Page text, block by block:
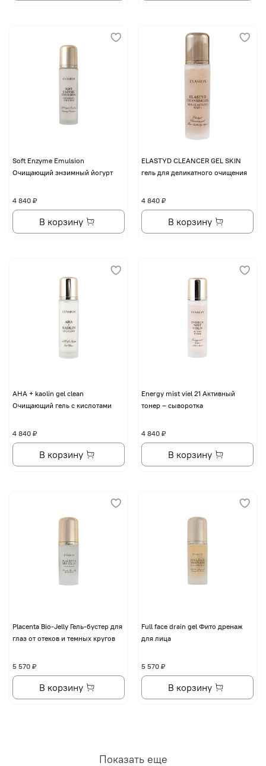
Soft Enzyme Emulsion
Очищающий энзимный йогурт
4 840 ₽
В корзину
ELASTYD CLEANCER GEL SKIN
гель для деликатного очищения
4 840 ₽
В корзину
AHA + kaolin gel clean
Очищающий гель с кислотами
4 840 ₽
В корзину
Energy mist viel 21 Активный
тонер – сыворотка
4 840 ₽
В корзину
Placenta Bio-Jelly Гель-бустер для
глаз от отеков и темных кругов
5 570 ₽
В корзину
Full face drain gel Фито дренаж
для лица
5 570 ₽
В корзину
Показать еще